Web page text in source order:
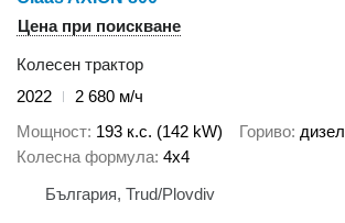
Цена при поискване
Колесен трактор
2022
2 680 м/ч
Мощност 193 к.с. (142 kW) Гориво дизел
Колесна формула 4x4
България, Trud/Plovdiv